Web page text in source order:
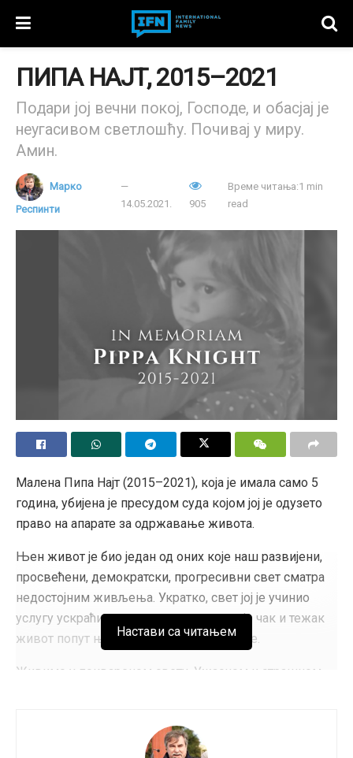
ПИПА НАЈТ, 2015–2021
Подари јој вечни покој, Господе, и обасјај је
неугасивом светлошћу. Почивај у миру.
Амин.
Марко
Респинти
14.05.2021. 905
Време читања:1 min
read
Малена Пипа Најт (2015–2021), која је имала само 5
година, убијена је пресудом суда којом јој је одузето
право на апарате за одржавање живота.
Њен живот је био један од оних које наш развијени,
просвећени, демократски, прогресивни свет сматра
недостојним живљења. Укратко, свет јој је учинио
услугу ускраћивањем оних радости које чак и тежак
живот попут њеног очигледно заслужује.
Живимо у поквареном свету. Ужасном и страшном.
Возио сам бицикл и уживао у природи кад сам добио
Настави са читањем